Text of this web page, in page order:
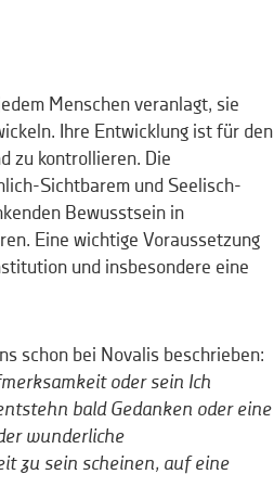
Menschen veranlagt, sie
Ihre Entwicklung ist für den
zu kontrollieren. Die
Sichtbarem und Seelisch-
Bewusstsein in
Eine wichtige Voraussetzung
und insbesondere eine
schon bei Novalis beschrieben:
oder sein Ich
bald Gedanken oder eine
wunderliche
zu sein scheinen, auf eine